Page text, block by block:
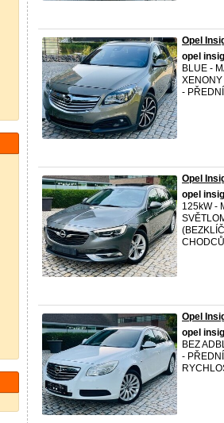
Opel
opel
BLUE -
XENONY
-
Opel
opel
125kW -
Opel
opel
BEZ
-